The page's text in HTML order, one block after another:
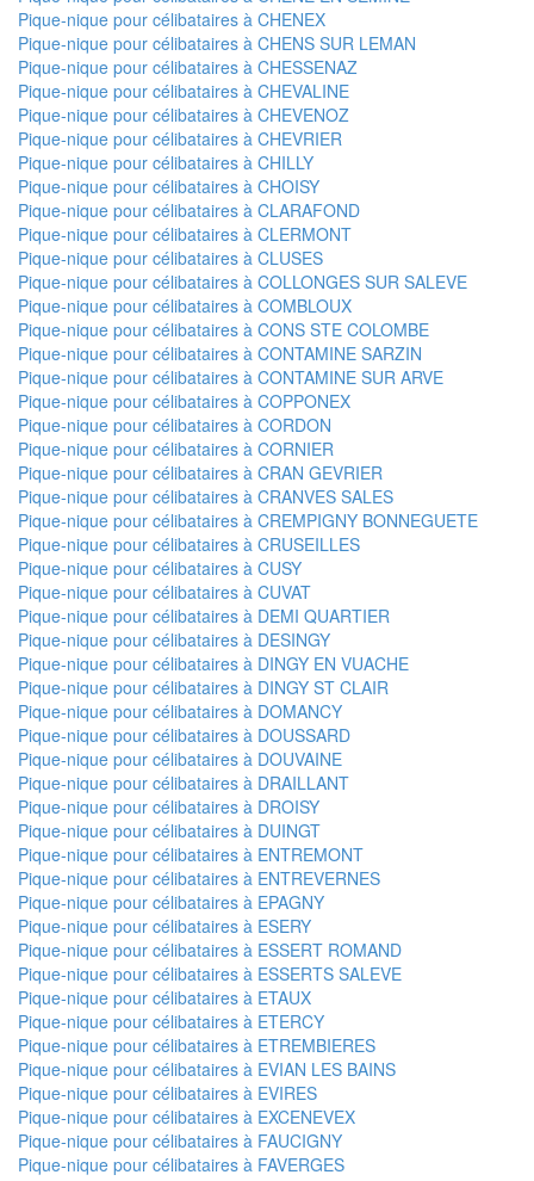
Pique-nique pour célibataires à CHENEX
Pique-nique pour célibataires à CHENS SUR LEMAN
Pique-nique pour célibataires à CHESSENAZ
Pique-nique pour célibataires à CHEVALINE
Pique-nique pour célibataires à CHEVENOZ
Pique-nique pour célibataires à CHEVRIER
Pique-nique pour célibataires à CHILLY
Pique-nique pour célibataires à CHOISY
Pique-nique pour célibataires à CLARAFOND
Pique-nique pour célibataires à CLERMONT
Pique-nique pour célibataires à CLUSES
Pique-nique pour célibataires à COLLONGES SUR SALEVE
Pique-nique pour célibataires à COMBLOUX
Pique-nique pour célibataires à CONS STE COLOMBE
Pique-nique pour célibataires à CONTAMINE SARZIN
Pique-nique pour célibataires à CONTAMINE SUR ARVE
Pique-nique pour célibataires à COPPONEX
Pique-nique pour célibataires à CORDON
Pique-nique pour célibataires à CORNIER
Pique-nique pour célibataires à CRAN GEVRIER
Pique-nique pour célibataires à CRANVES SALES
Pique-nique pour célibataires à CREMPIGNY BONNEGUETE
Pique-nique pour célibataires à CRUSEILLES
Pique-nique pour célibataires à CUSY
Pique-nique pour célibataires à CUVAT
Pique-nique pour célibataires à DEMI QUARTIER
Pique-nique pour célibataires à DESINGY
Pique-nique pour célibataires à DINGY EN VUACHE
Pique-nique pour célibataires à DINGY ST CLAIR
Pique-nique pour célibataires à DOMANCY
Pique-nique pour célibataires à DOUSSARD
Pique-nique pour célibataires à DOUVAINE
Pique-nique pour célibataires à DRAILLANT
Pique-nique pour célibataires à DROISY
Pique-nique pour célibataires à DUINGT
Pique-nique pour célibataires à ENTREMONT
Pique-nique pour célibataires à ENTREVERNES
Pique-nique pour célibataires à EPAGNY
Pique-nique pour célibataires à ESERY
Pique-nique pour célibataires à ESSERT ROMAND
Pique-nique pour célibataires à ESSERTS SALEVE
Pique-nique pour célibataires à ETAUX
Pique-nique pour célibataires à ETERCY
Pique-nique pour célibataires à ETREMBIERES
Pique-nique pour célibataires à EVIAN LES BAINS
Pique-nique pour célibataires à EVIRES
Pique-nique pour célibataires à EXCENEVEX
Pique-nique pour célibataires à FAUCIGNY
Pique-nique pour célibataires à FAVERGES